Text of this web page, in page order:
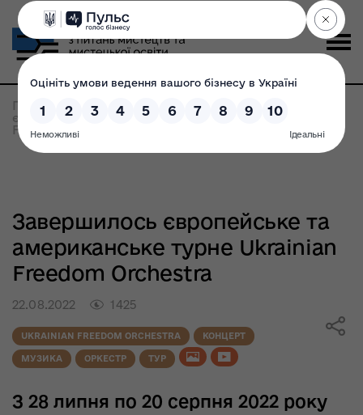
Головна Всі новини >
Завершилось
європейське та американське турне Ukrainian
Freedom Orchestra
Завершилось європейське та
американське турне Ukrainian
Freedom Orchestra
22.08.2022 1425
UKRAINIAN FREEDOM ORCHESTRA КОНЦЕРТ
МУЗИКА ОРКЕСТР ТУР
З 28 липня по 20 серпня 2022 року